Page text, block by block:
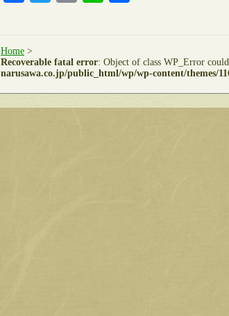
Home >
Recoverable fatal error: Object of class WP_Error
narusawa.co.jp/public_html/wp/wp-content/themes/